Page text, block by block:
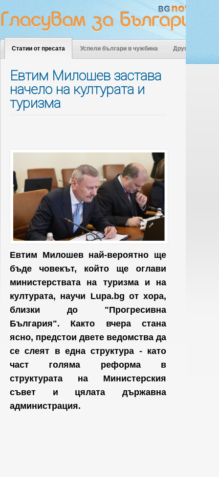
Статии от пресата Успели българи в чужбина Други
Евтим Милошев застава
начело на културата и
туризма
Евтим Милошев най-вероятно ще
бъде човекът, който ще оглави
министерствата на туризма и на
културата, научи Lupa.bg от хора,
близки до "Прогресивна
България". Както вчера стана
ясно, предстои двете ведомства да
се слеят в една структура - като
част голяма реформа в
структурата на Министерския
съвет и цялата държавна
администрация.